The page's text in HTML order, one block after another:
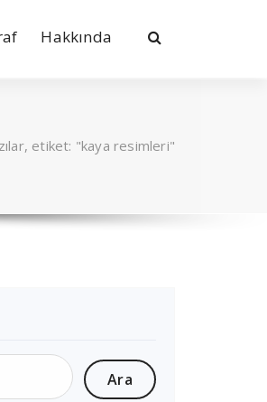
Hakkında
etiket: "kaya resimleri"